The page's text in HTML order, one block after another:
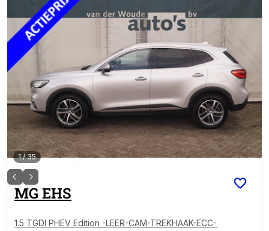
1/35
MG EHS
1.5 TGDI PHEV Edition -LEER-CAM-TREKHAAK-ECC-